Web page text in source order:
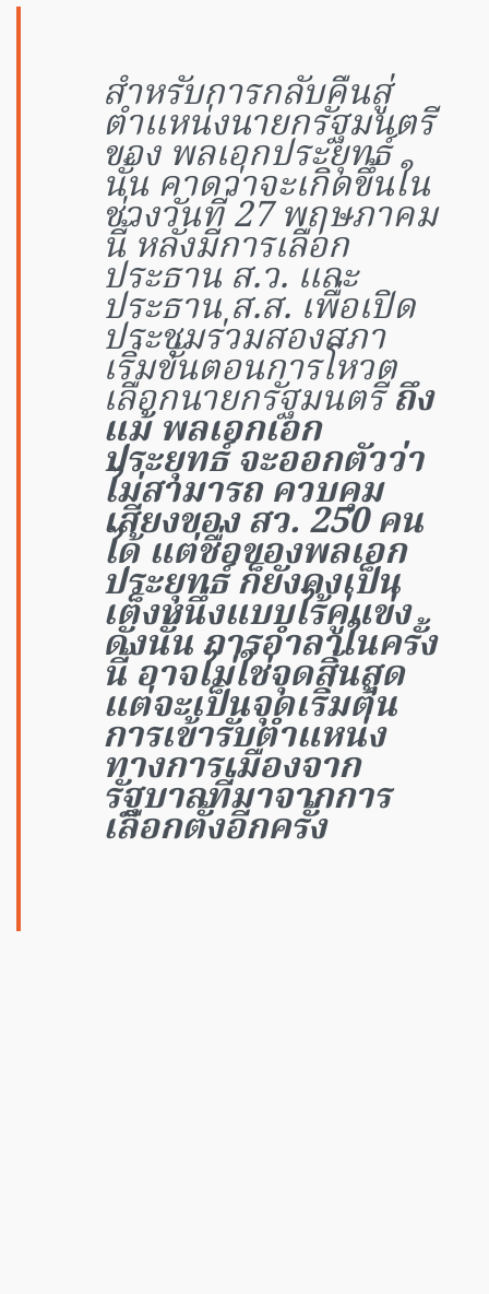
สำหรับการกลับคืนสู่
ตำแหน่งนายกรัฐมนตรี
ของ พลเอกประยุทธ์
นั้น คาดว่าจะเกิดขึ้นใน
ช่วงวันที่ 27 พฤษภาคม
นี้ หลังมีการเลือก
ประธาน ส.ว. และ
ประธาน ส.ส. เพื่อเปิด
ประชุมร่วมสองสภา
เริ่มขั้นตอนการโหวต
เลือกนายกรัฐมนตรีถึง
แม้ พลเอกเอก
ประยุทธ์ จะออกตัวว่า
ไม่สามารถ ควบคุม
เสียงของ สว. 250 คน
ได้ แต่ชื่อของพลเอก
ประยุทธ์ ก็ยังคงเป็น
เต็งหนึ่งแบบไร้คู่แข่ง
ดังนั้น การอำลาในครั้ง
นี้ อาจไม่ใช่จุดสิ้นสุด
แต่จะเป็นจุดเริ่มต้น
การเข้ารับตำแหน่ง
ทางการเมืองจาก
รัฐบาลที่มาจากการ
เลือกตั้งอีกครั้ง